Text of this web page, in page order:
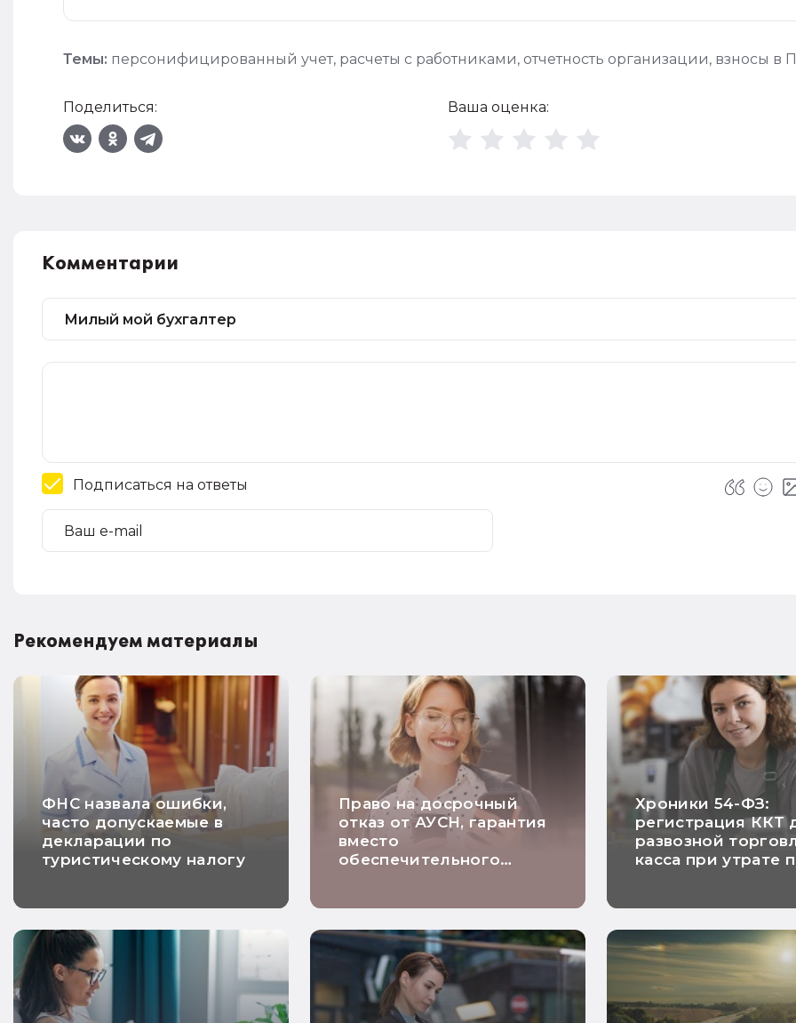
Темы: персонифицированный учет, расчеты с работниками, отчетность организации, взноcы в
Поделиться: Ваша оценка:
Комментарии
Подписаться на ответы
Рекомендуем материалы
ФНС назвала ошибки,
часто допускаемые в
декларации по
туристическому налогу
Право на досрочный
отказ от АУСН, гарантия
вместо
обеспечительного
хорошие новости
недели
Хроники 54-ФЗ:
регистрация ККТ
развозной
касса при утрате